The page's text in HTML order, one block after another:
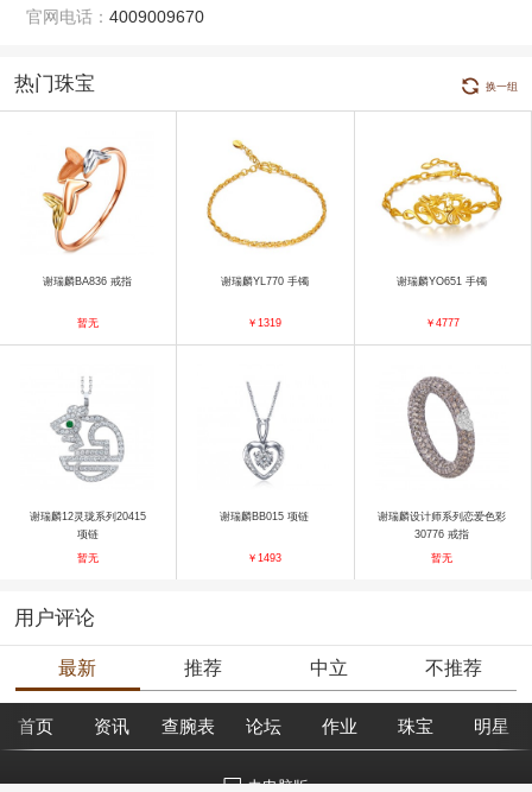
官网电话： 4009009670
热门珠宝 换一组
谢瑞麟BA836 戒指
暂无
谢瑞麟YL770 手镯
￥1319
谢瑞麟YO651 手镯
￥4777
谢瑞麟12灵珑系列20415
项链
暂无
谢瑞麟BB015 项链
￥1493
谢瑞麟设计师系列恋爱色彩
30776 戒指
暂无
用户评论
最新 推荐 中立 不推荐
首页 资讯 查腕表 论坛 作业 珠宝 明星
去电脑版